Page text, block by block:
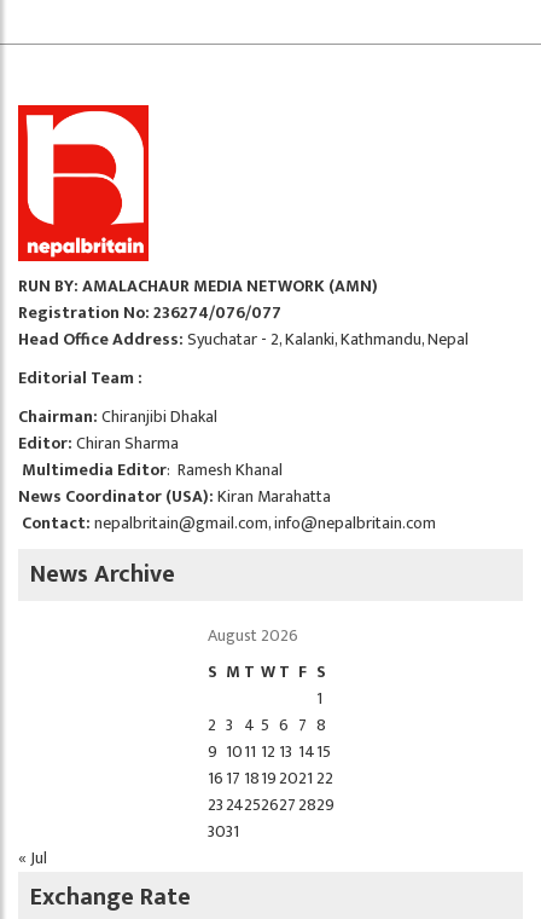
RUN BY: AMALACHAUR MEDIA NETWORK (AMN)
Registration No: 236274/076/077
Head Office Address:Syuchatar - 2, Kalanki, Kathmandu, Nepal
Editorial Team :
Chairman:Chiranjibi Dhakal
Editor:Chiran Sharma
Multimedia Editor: Ramesh Khanal
News Coordinator (USA):Kiran Marahatta
Contact:nepalbritain@gmail.com,info@nepalbritain.com
News Archive
August 2026
S M T WT F S
1
2 3 4 5 6 7 8
9 1011 12 13 1415
1617 1819202122
23242526272829
3031
« Jul
Exchange Rate